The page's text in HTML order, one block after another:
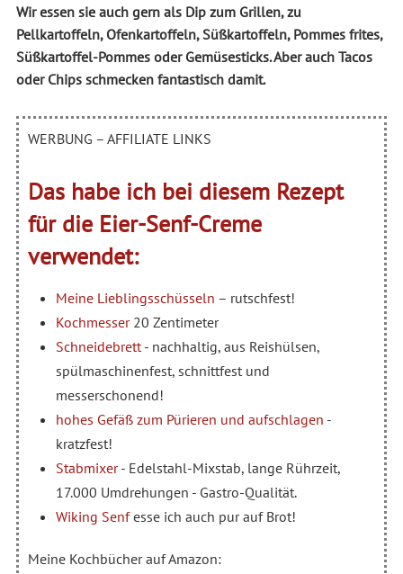
Wir essen sie auch gern als Dip zum Grillen, zu
Pellkartoffeln, Ofenkartoffeln, Süßkartoffeln, Pommes frites,
Süßkartoffel-Pommes oder Gemüsesticks. Aber auch Tacos
oder Chips schmecken fantastisch damit.
WERBUNG – AFFILIATE LINKS
Das habe ich bei diesem Rezept
für die Eier-Senf-Creme
verwendet:
Meine Lieblingsschüsseln – rutschfest!
Kochmesser20 Zentimeter
Schneidebrett- nachhaltig, aus Reishülsen,
spülmaschinenfest, schnittfest und
messerschonend!
hohes Gefäß zum Pürieren und aufschlagen -
kratzfest!
Stabmixer- Edelstahl-Mixstab, lange Rührzeit,
17.000 Umdrehungen - Gastro-Qualität.
Wiking Senfesse ich auch pur auf Brot!
Meine Kochbücher auf Amazon: